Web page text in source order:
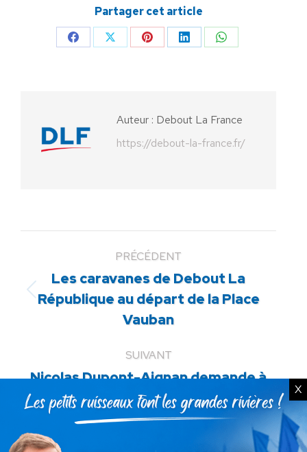
Partager cet article
PartagerPartagerPartagerPartagerPartager
Auteur : Debout La France
https://debout-la-france.fr/
PRÉCÉDENT
Article
précédent
:
Les caravanes de Debout La
République au départ de la Place
Vauban
SUIVANT
Article
suivant
Nicolas Dupont-Aignan demande à
Benoit Hamon la suppression de la
réforme des rythmes scolaires
X